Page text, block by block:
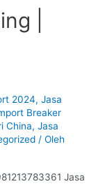
|
2024, Jasa
Breaker
China, Jasa
/ Oleh
Jasa